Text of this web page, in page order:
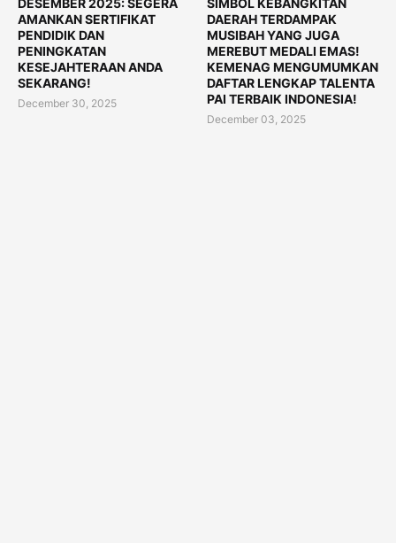
DESEMBER 2025: SEGERA
AMANKAN SERTIFIKAT
PENDIDIK DAN
PENINGKATAN
KESEJAHTERAAN ANDA
SEKARANG!
December 30, 2025
SIMBOL KEBANGKITAN
DAERAH TERDAMPAK
MUSIBAH YANG JUGA
MEREBUT MEDALI EMAS!
KEMENAG MENGUMUMKAN
DAFTAR LENGKAP TALENTA
PAI TERBAIK INDONESIA!
December 03, 2025